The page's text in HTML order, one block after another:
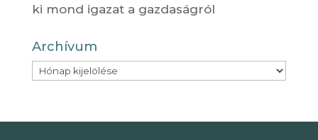
ki mond igazat a gazdaságról
Archívum
Archívum